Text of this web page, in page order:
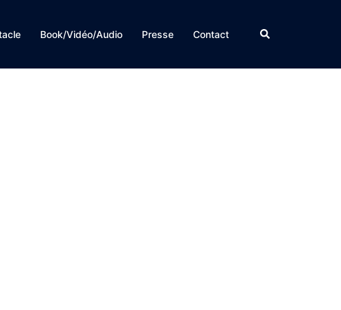
Book/Vidéo/Audio Presse Contact Rechercher